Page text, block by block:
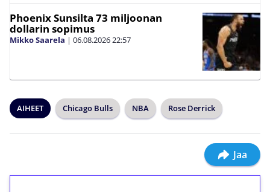
Phoenix Sunsilta 73 miljoonan
dollarin sopimus
Mikko Saarela | 06.08.202622:57
AIHEET Chicago Bulls NBA Rose Derrick
Jaa